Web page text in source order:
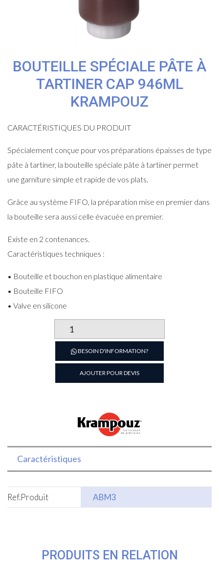
BOUTEILLE SPÉCIALE PÂTE À
TARTINER CAP 946ML
KRAMPOUZ
CARACTÉRISTIQUES DU PRODUIT
Spécialement conçue pour vos préparations épaisses de type
pâte à tartiner, la bouteille spéciale pâte à tartiner permet
une garniture simple et rapide de vos plats.
Grâce au système FIFO, la préparation mise en premier dans
la bouteille sera aussi celle évacuée en premier.
Existe en 2 contenances.
Caractéristiques techniques :
• Bouteille et bouchon en plastique alimentaire
• Bouteille FIFO
• Valve en silicone
de
BOUTEILLE
SPÉCIALE
PÂTE
À
946ML
KRAMPOUZ
BESOIN D'INFORMATION?
AJOUTER POUR DEVIS
Caractéristiques
Ref.Produit ABM3
PRODUITS EN RELATION